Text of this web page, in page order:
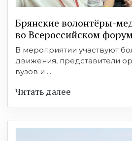
Брянские волонтёры-
во Всероссийском
В мероприятии участвуют
движения, представители
вузов и ...
Читать далее